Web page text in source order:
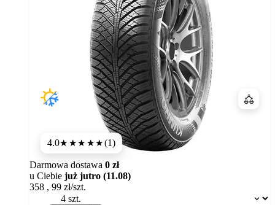
4.0★★★★★(1)
Dostępność:
Darmowa dostawa 0 zł
u Ciebie już jutro (11.08)
358 , 99 zł/szt.